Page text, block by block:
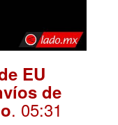
EU
de
. 05:31